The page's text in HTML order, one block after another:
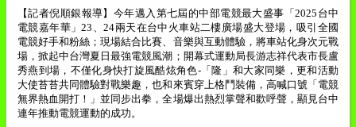
【記者倪順銀報導】今年邁入第七屆的中部電競最大盛事「2025 台中
電競嘉年華」23 、24兩天在台中火車站二樓廣場盛大登場，吸引全國
電競好手和粉絲；現場結合比賽、音樂與互動體驗，將車站化身次元戰
場，掀起中台灣夏日最強電競風潮；開幕式運動局長游志祥代表市長盧
秀燕到場，不僅化身快打旋風酷炫角色-「隆」和大家同樂，更和活動
大使苔苔共同體驗對戰樂趣，也和來賓穿上格鬥裝備，高喊口號「電競
無界熱血開打！」並同步出拳，全場爆出熱烈掌聲和歡呼聲，顯見台中
連年推動電競運動的成功。